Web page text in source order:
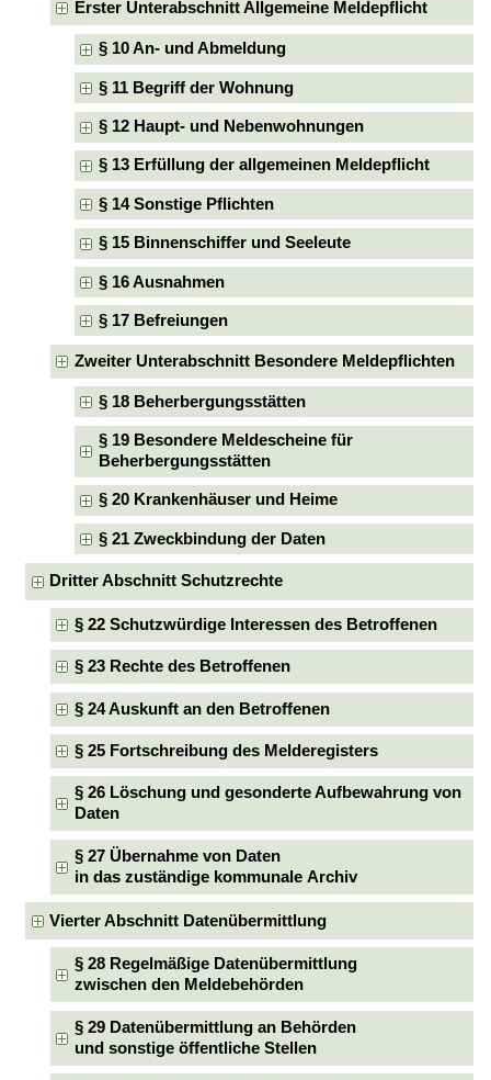
Erster Unterabschnitt Allgemeine Meldepflicht
§ 10 An- und Abmeldung
§ 11 Begriff der Wohnung
§ 12 Haupt- und Nebenwohnungen
§ 13 Erfüllung der allgemeinen Meldepflicht
§ 14 Sonstige Pflichten
§ 15 Binnenschiffer und Seeleute
§ 16 Ausnahmen
§ 17 Befreiungen
Zweiter Unterabschnitt Besondere Meldepflichten
§ 18 Beherbergungsstätten
§ 19 Besondere Meldescheine für
Beherbergungsstätten
§ 20 Krankenhäuser und Heime
§ 21 Zweckbindung der Daten
Dritter Abschnitt Schutzrechte
§ 22 Schutzwürdige Interessen des Betroffenen
§ 23 Rechte des Betroffenen
§ 24 Auskunft an den Betroffenen
§ 25 Fortschreibung des Melderegisters
§ 26 Löschung und gesonderte Aufbewahrung von
Daten
§ 27 Übernahme von Daten
in das zuständige kommunale Archiv
Vierter Abschnitt Datenübermittlung
§ 28 Regelmäßige Datenübermittlung
zwischen den Meldebehörden
§ 29 Datenübermittlung an Behörden
und sonstige öffentliche Stellen